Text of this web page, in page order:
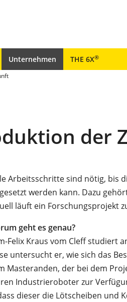
Unternehmen THE 6X®
der
Arbeitsschritte sind nötig, bis
werden kann. Dazu
läuft ein Forschungsprojekt
geht es genau?
Felix Kraus vom Cleff studiert
untersucht er, wie sich das
Masteranden, der bei dem
Industrieroboter zur
dieser die Lötscheiben und